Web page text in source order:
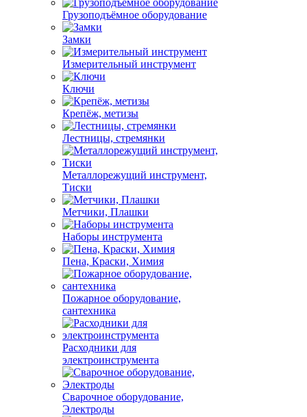
Грузоподъёмное оборудование
Замки
Измерительный инструмент
Ключи
Крепёж, метизы
Лестницы, стремянки
Металлорежущий инструмент,
Тиски
Метчики, Плашки
Наборы инструмента
Пена, Краски, Химия
Пожарное оборудование,
сантехника
Расходники для
электроинструмента
Сварочное оборудование,
Электроды